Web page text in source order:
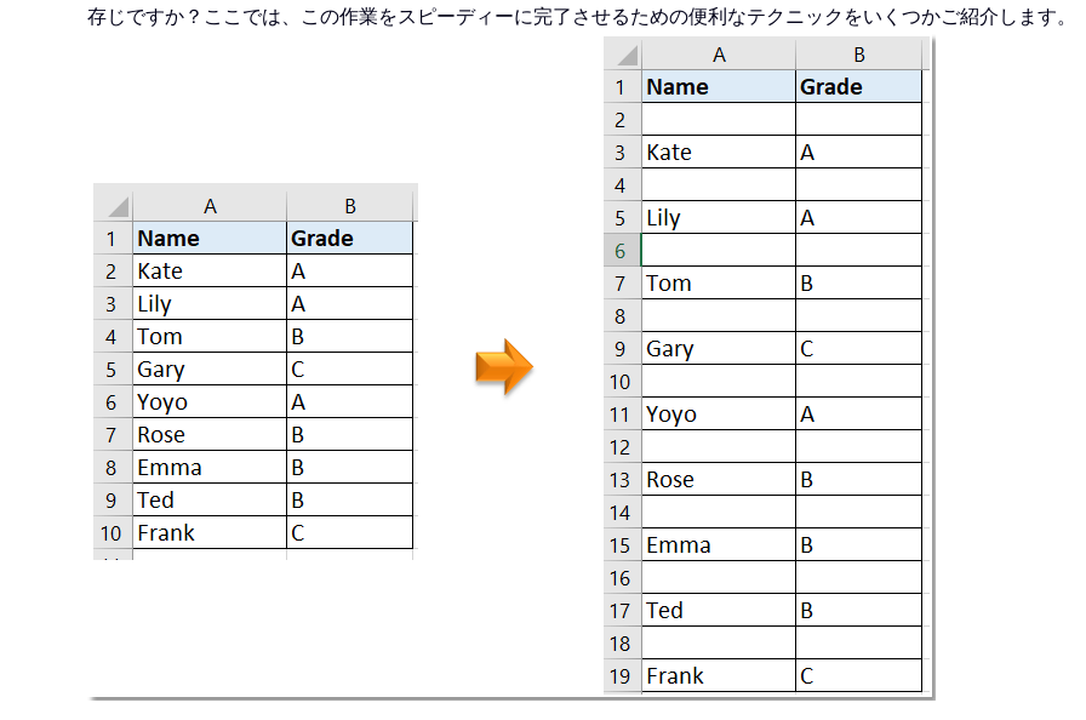
存じですか？ここでは、この作業をスピーディーに完了させるための便利なテクニックをいくつかご紹介します。